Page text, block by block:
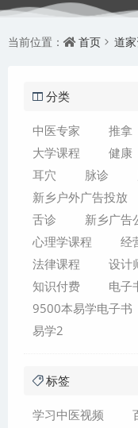
当前位置： 首页 道
分类
中医专家 推拿
大学课程
健康
耳穴
脉诊
新乡户外广告投放
舌诊
新乡广告
心理学课程
经
法律课程
设计
知识付费
电子
9500本易学电子书
易学2
标签
学习中医视频